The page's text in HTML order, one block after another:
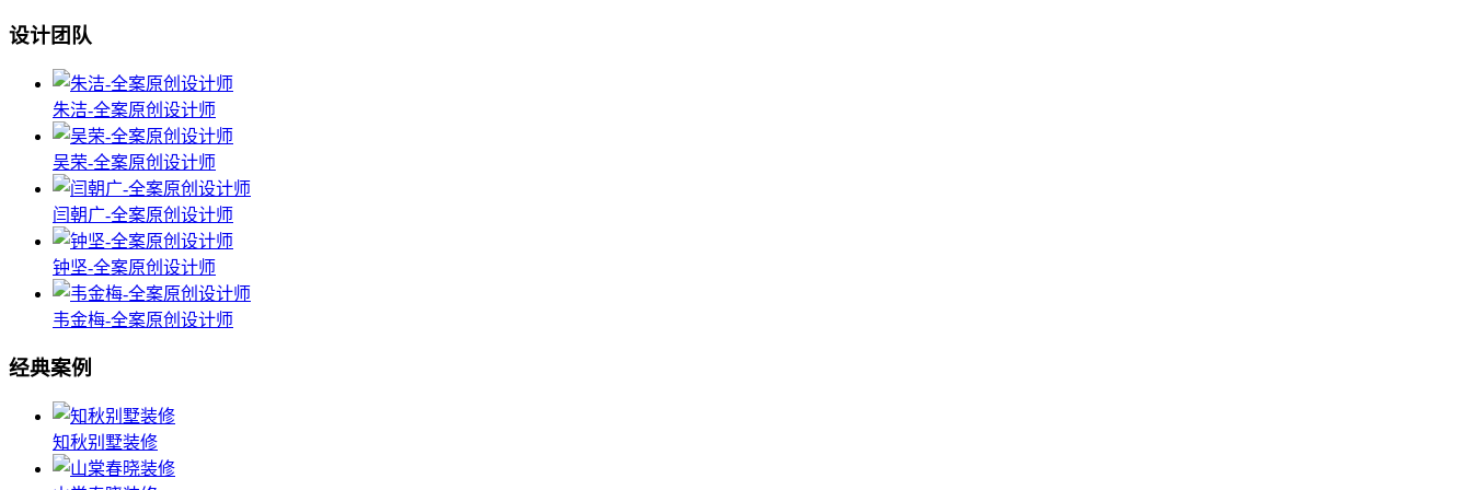
设计团队
朱洁-全案原创设计师
吴荣-全案原创设计师
闫朝广-全案原创设计师
钟坚-全案原创设计师
韦金梅-全案原创设计师
经典案例
知秋别墅装修